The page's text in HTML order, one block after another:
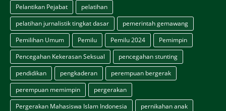
Pelantikan Pejabat
pelatihan
pelatihan jurnalistik tingkat dasar
pemerintah gemawang
Pemilihan Umum
Pemilu Pemilu 2024
Pemimpin
Pencegahan Kekerasan Seksual
pencegahan stunting
pendidikan
pengkaderan
perempuan bergerak
perempuan memimpin
pergerakan
Pergerakan Mahasiswa Islam Indonesia
pernikahan anak